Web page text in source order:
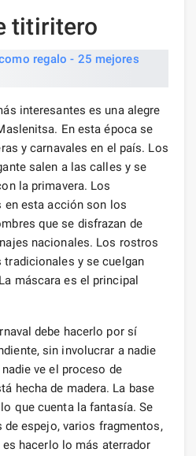
titiritero
interesantes es una alegre
En esta época se
y carnavales en el país. Los
salen a las calles y se
la primavera. Los
en esta acción son los
que se disfrazan de
nacionales. Los rostros
tradicionales y se cuelgan
máscara es el principal
debe hacerlo por sí
sin involucrar a nadie
ve el proceso de
hecha de madera. La base
que cuenta la fantasía. Se
de espejo, varios fragmentos,
hacerlo lo más aterrador